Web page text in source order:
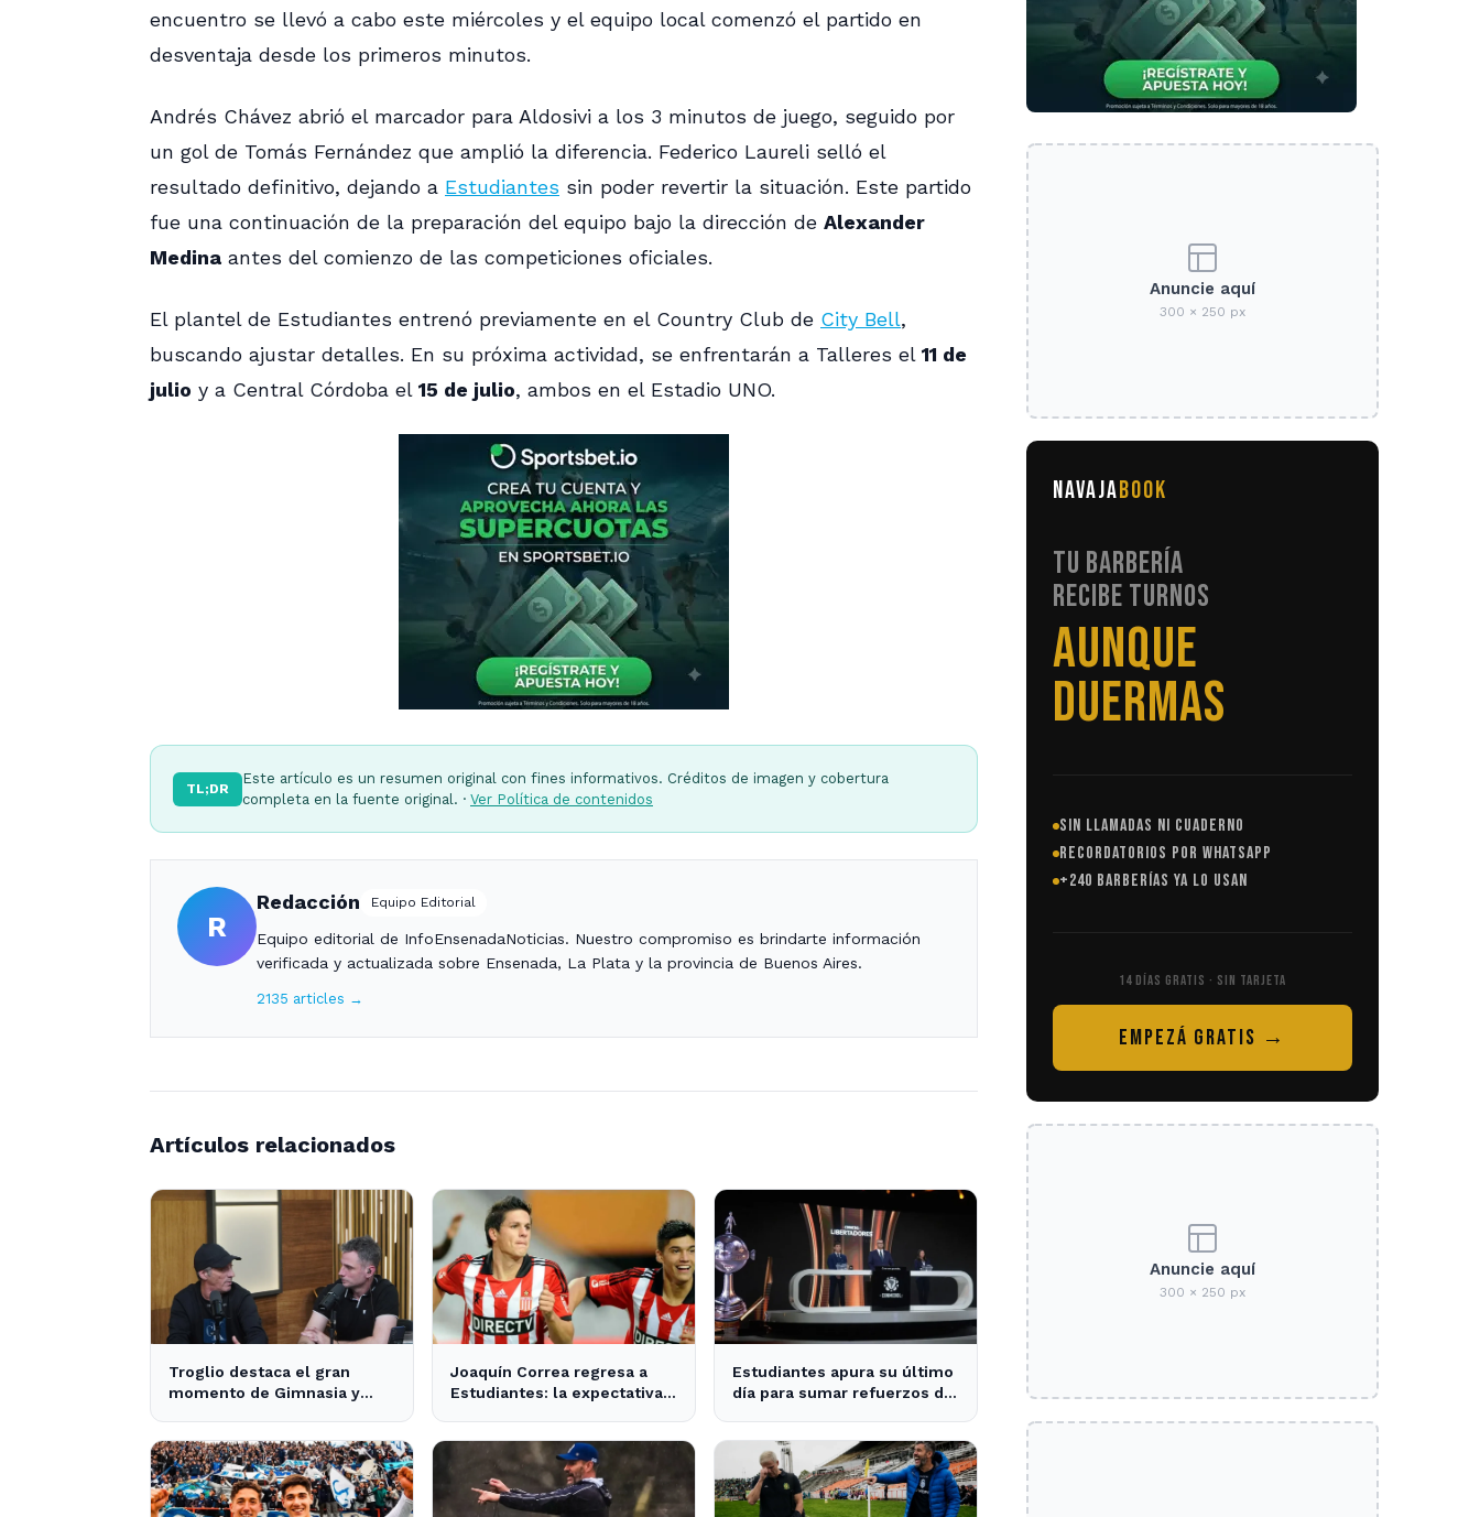
encuentro se llevó a cabo este miércoles y el equipo local comenzó el partido en
desventaja desde los primeros minutos.
Andrés Chávez abrió el marcador para Aldosivi a los 3 minutos de juego, seguido por
un gol de Tomás Fernández que amplió la diferencia. Federico Laureli selló el
resultado definitivo, dejando a Estudiantes sin poder revertir la situación. Este partido
fue una continuación de la preparación del equipo bajo la dirección de Alexander
Medina antes del comienzo de las competiciones oficiales.
El plantel de Estudiantes entrenó previamente en el Country Club de City Bell,
buscando ajustar detalles. En su próxima actividad, se enfrentarán a Talleres el 11 de
julio y a Central Córdoba el 15 de julio, ambos en el Estadio UNO.
TL;DR
Este artículo es un resumen original con fines informativos. Créditos de imagen y cobertura
completa en la fuente original. · Ver Política de contenidos
R
Redacción Equipo Editorial
Equipo editorial de InfoEnsenadaNoticias. Nuestro compromiso es brindarte información
verificada y actualizada sobre Ensenada, La Plata y la provincia de Buenos Aires.
2135 articles →
Artículos relacionados
Troglio destaca el gran
momento de Gimnasia y
Joaquín Correa regresa a
Estudiantes: la expectativa
Estudiantes apura su último
día para sumar refuerzos de
Anuncie aquí
300 × 250 px
NAVAJABOOK
TU BARBERÍA
RECIBE TURNOS
SIN LLAMADAS
SIN LLAMADAS NI CUADERNO
RECORDATORIOS POR WHATSAPP
+240 BARBERÍAS YA LO USAN
14 DÍAS GRATIS · SIN TARJETA
EMPEZÁ GRATIS →
Anuncie aquí
300 × 250 px